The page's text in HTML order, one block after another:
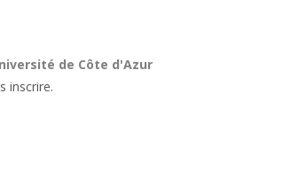
de Côte d'Azur
inscrire.